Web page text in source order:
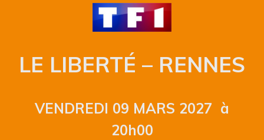
LE LIBERTÉ – RENNES
VENDREDI 09 MARS 2027 à
20h00